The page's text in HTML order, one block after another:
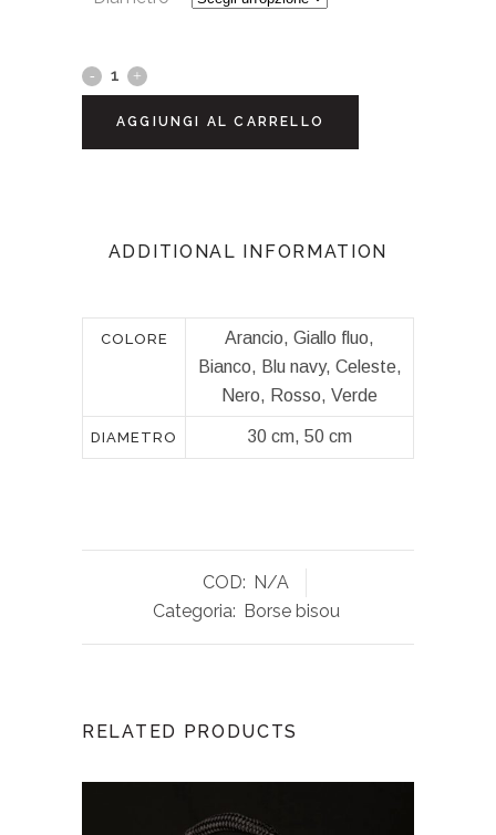
AGGIUNGI AL CARRELLO
ADDITIONAL INFORMATION
COLORE
Arancio, Giallo fluo,
Bianco, Blu navy, Celeste,
Nero, Rosso, Verde
DIAMETRO 30 cm, 50 cm
COD: N/A
Categoria: Borse bisou
RELATED PRODUCTS